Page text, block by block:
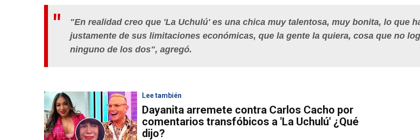
"En realidad creo que 'La Uchulú' es una chica muy talentosa, muy bonita, lo que
justamente de sus limitaciones económicas, que la gente la quiera, cosa que no
ninguno de los dos", agregó.
Lee también
Dayanita arremete contra Carlos Cacho por
comentarios transfóbicos a 'La Uchulú' ¿Qué
dijo?